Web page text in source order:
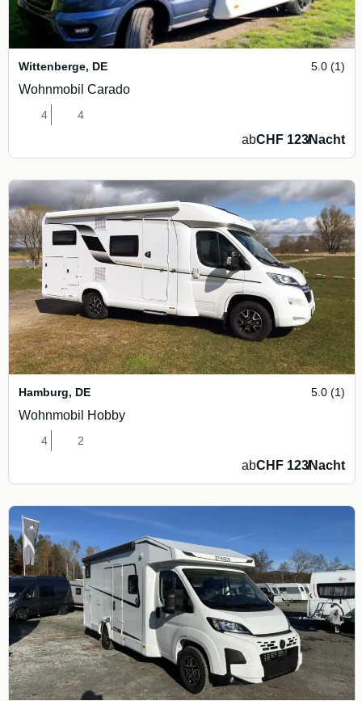
Wittenberge, DE 5.0 (1)
Wohnmobil Carado
4 4
abCHF 123/Nacht
Hamburg, DE 5.0 (1)
Wohnmobil Hobby
4 2
abCHF 123/Nacht